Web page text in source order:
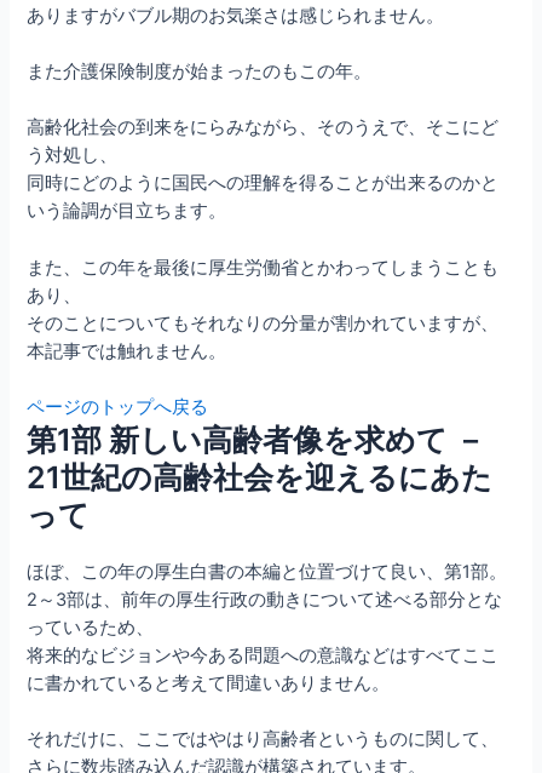
ありますがバブル期のお気楽さは感じられません。
また介護保険制度が始まったのもこの年。
高齢化社会の到来をにらみながら、そのうえで、そこにど
う対処し、
同時にどのように国民への理解を得ることが出来るのかと
いう論調が目立ちます。
また、この年を最後に厚生労働省とかわってしまうことも
あり、
そのことについてもそれなりの分量が割かれていますが、
本記事では触れません。
ページのトップへ戻る
第1部 新しい高齢者像を求めて －
21世紀の高齢社会を迎えるにあた
って
ほぼ、この年の厚生白書の本編と位置づけて良い、第1部。
2～3部は、前年の厚生行政の動きについて述べる部分とな
っているため、
将来的なビジョンや今ある問題への意識などはすべてここ
に書かれていると考えて間違いありません。
それだけに、ここではやはり高齢者というものに関して、
さらに数歩踏み込んだ認識が構築されています。